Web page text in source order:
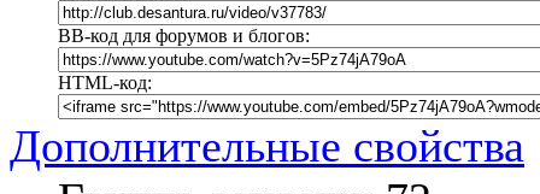
BB-код для форумов и блогов:
HTML-код:
Дополнительные свойства